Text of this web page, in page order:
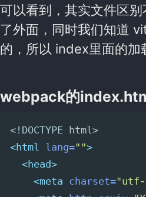
可以看到，其实文件区
了外面，同时我们知道
的，所以 index里面的加
webpack的
<!DOCTYPE html>
<html
lang="">
<head>
<meta
charset="utf-